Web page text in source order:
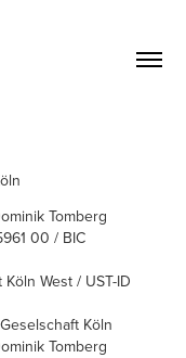
Tomberg
00 / BIC
West / UST-ID
Köln
Tomberg